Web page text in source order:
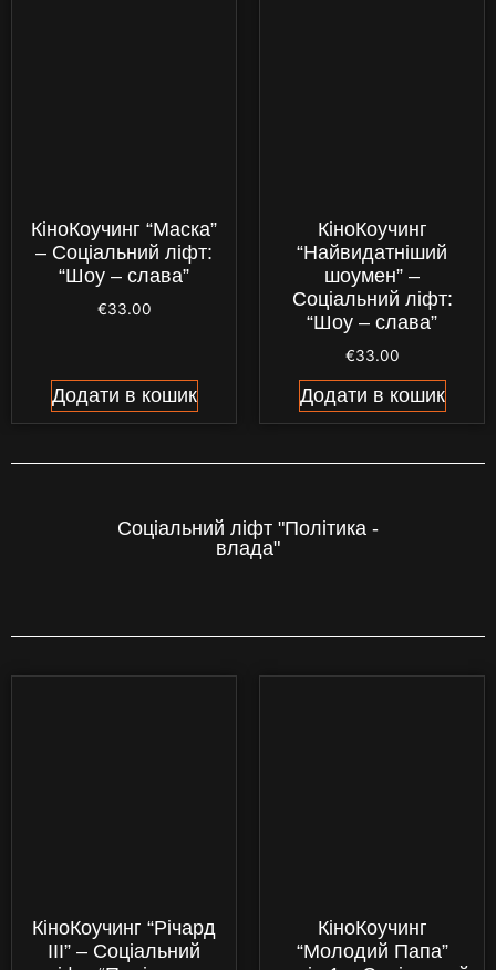
КіноКоучинг “Маска”
– Соціальний ліфт:
“Шоу – слава”
€33.00
Додати в кошик
КіноКоучинг
“Найвидатніший
шоумен” –
Соціальний ліфт:
“Шоу – слава”
€33.00
Додати в кошик
Соціальний ліфт "Політика -
влада"
КіноКоучинг “Річард
III” – Соціальний
КіноКоучинг
“Молодий Папа”